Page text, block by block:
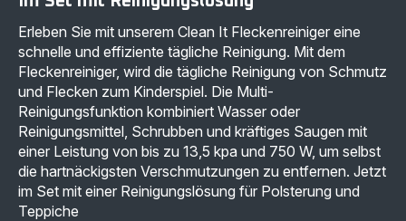
class="is-
caption
is-
medium">inkl.
MwSt</span>
Haustiere
XD5320F0
–
1L
-
17,99 €<br>
<span
class="is-
caption
is-
medium">inkl.
MwSt</span>
Erleben Sie mit unserem Clean It Fleckenreiniger eine
schnelle und effiziente tägliche Reinigung. Mit dem
Fleckenreiniger, wird die tägliche Reinigung von Schmutz
und Flecken zum Kinderspiel. Die Multi-
Reinigungsfunktion kombiniert Wasser oder
Reinigungsmittel, Schrubben und kräftiges Saugen mit
einer Leistung von bis zu 13,5 kpa und 750 W, um selbst
die hartnäckigsten Verschmutzungen zu entfernen. Jetzt
im Set mit einer Reinigungslösung für Polsterung und
Teppiche